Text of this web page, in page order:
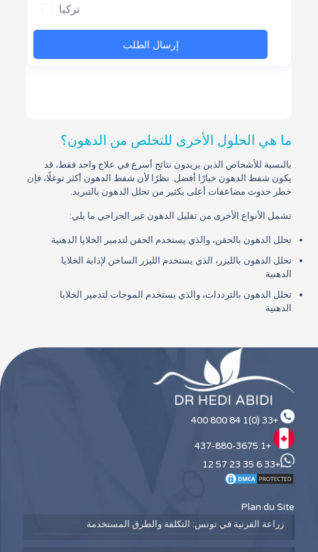
ما هي الحلول الأخرى للتخلص من الدهون؟
بالنسبة للأشخاص الذين يريدون نتائج أسرع في علاج واحد فقط، قد
يكون شفط الدهون خيارًا أفضل. نظرًا لأن شفط الدهون أكثر توغلًا، فإن
خطر حدوث مضاعفات أعلى بكثير من تحلل الدهون بالتبريد.
تشمل الأنواع الأخرى من تقليل الدهون غير الجراحي ما يلي:
تحلل الدهون بالحقن، والذي يستخدم الحقن لتدمير الخلايا الدهنية
تحلل الدهون بالليزر، الذي يستخدم الليزر الساخن لإذابة الخلايا
الدهنية
تحلل الدهون بالترددات، والذي يستخدم الموجات لتدمير الخلايا
الدهنية
+33 (0)1 84 800 400
+1 437-880-3675
+33 6 35 23 57 12
Plan du Site
زراعة القرنية في تونس: التكلفة والطرق المستخدمة